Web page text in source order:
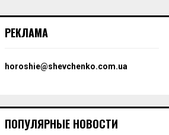
РЕКЛАМА
horoshie@shevchenko.com.ua
ПОПУЛЯРНЫЕ НОВОСТИ